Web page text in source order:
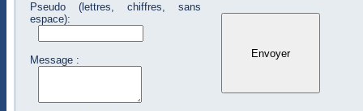
Pseudo (lettres, chiffres, sans
espace):
Message :